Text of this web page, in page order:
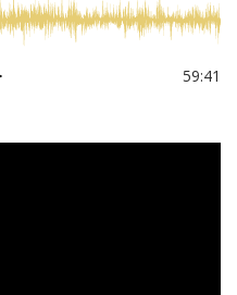
59:41